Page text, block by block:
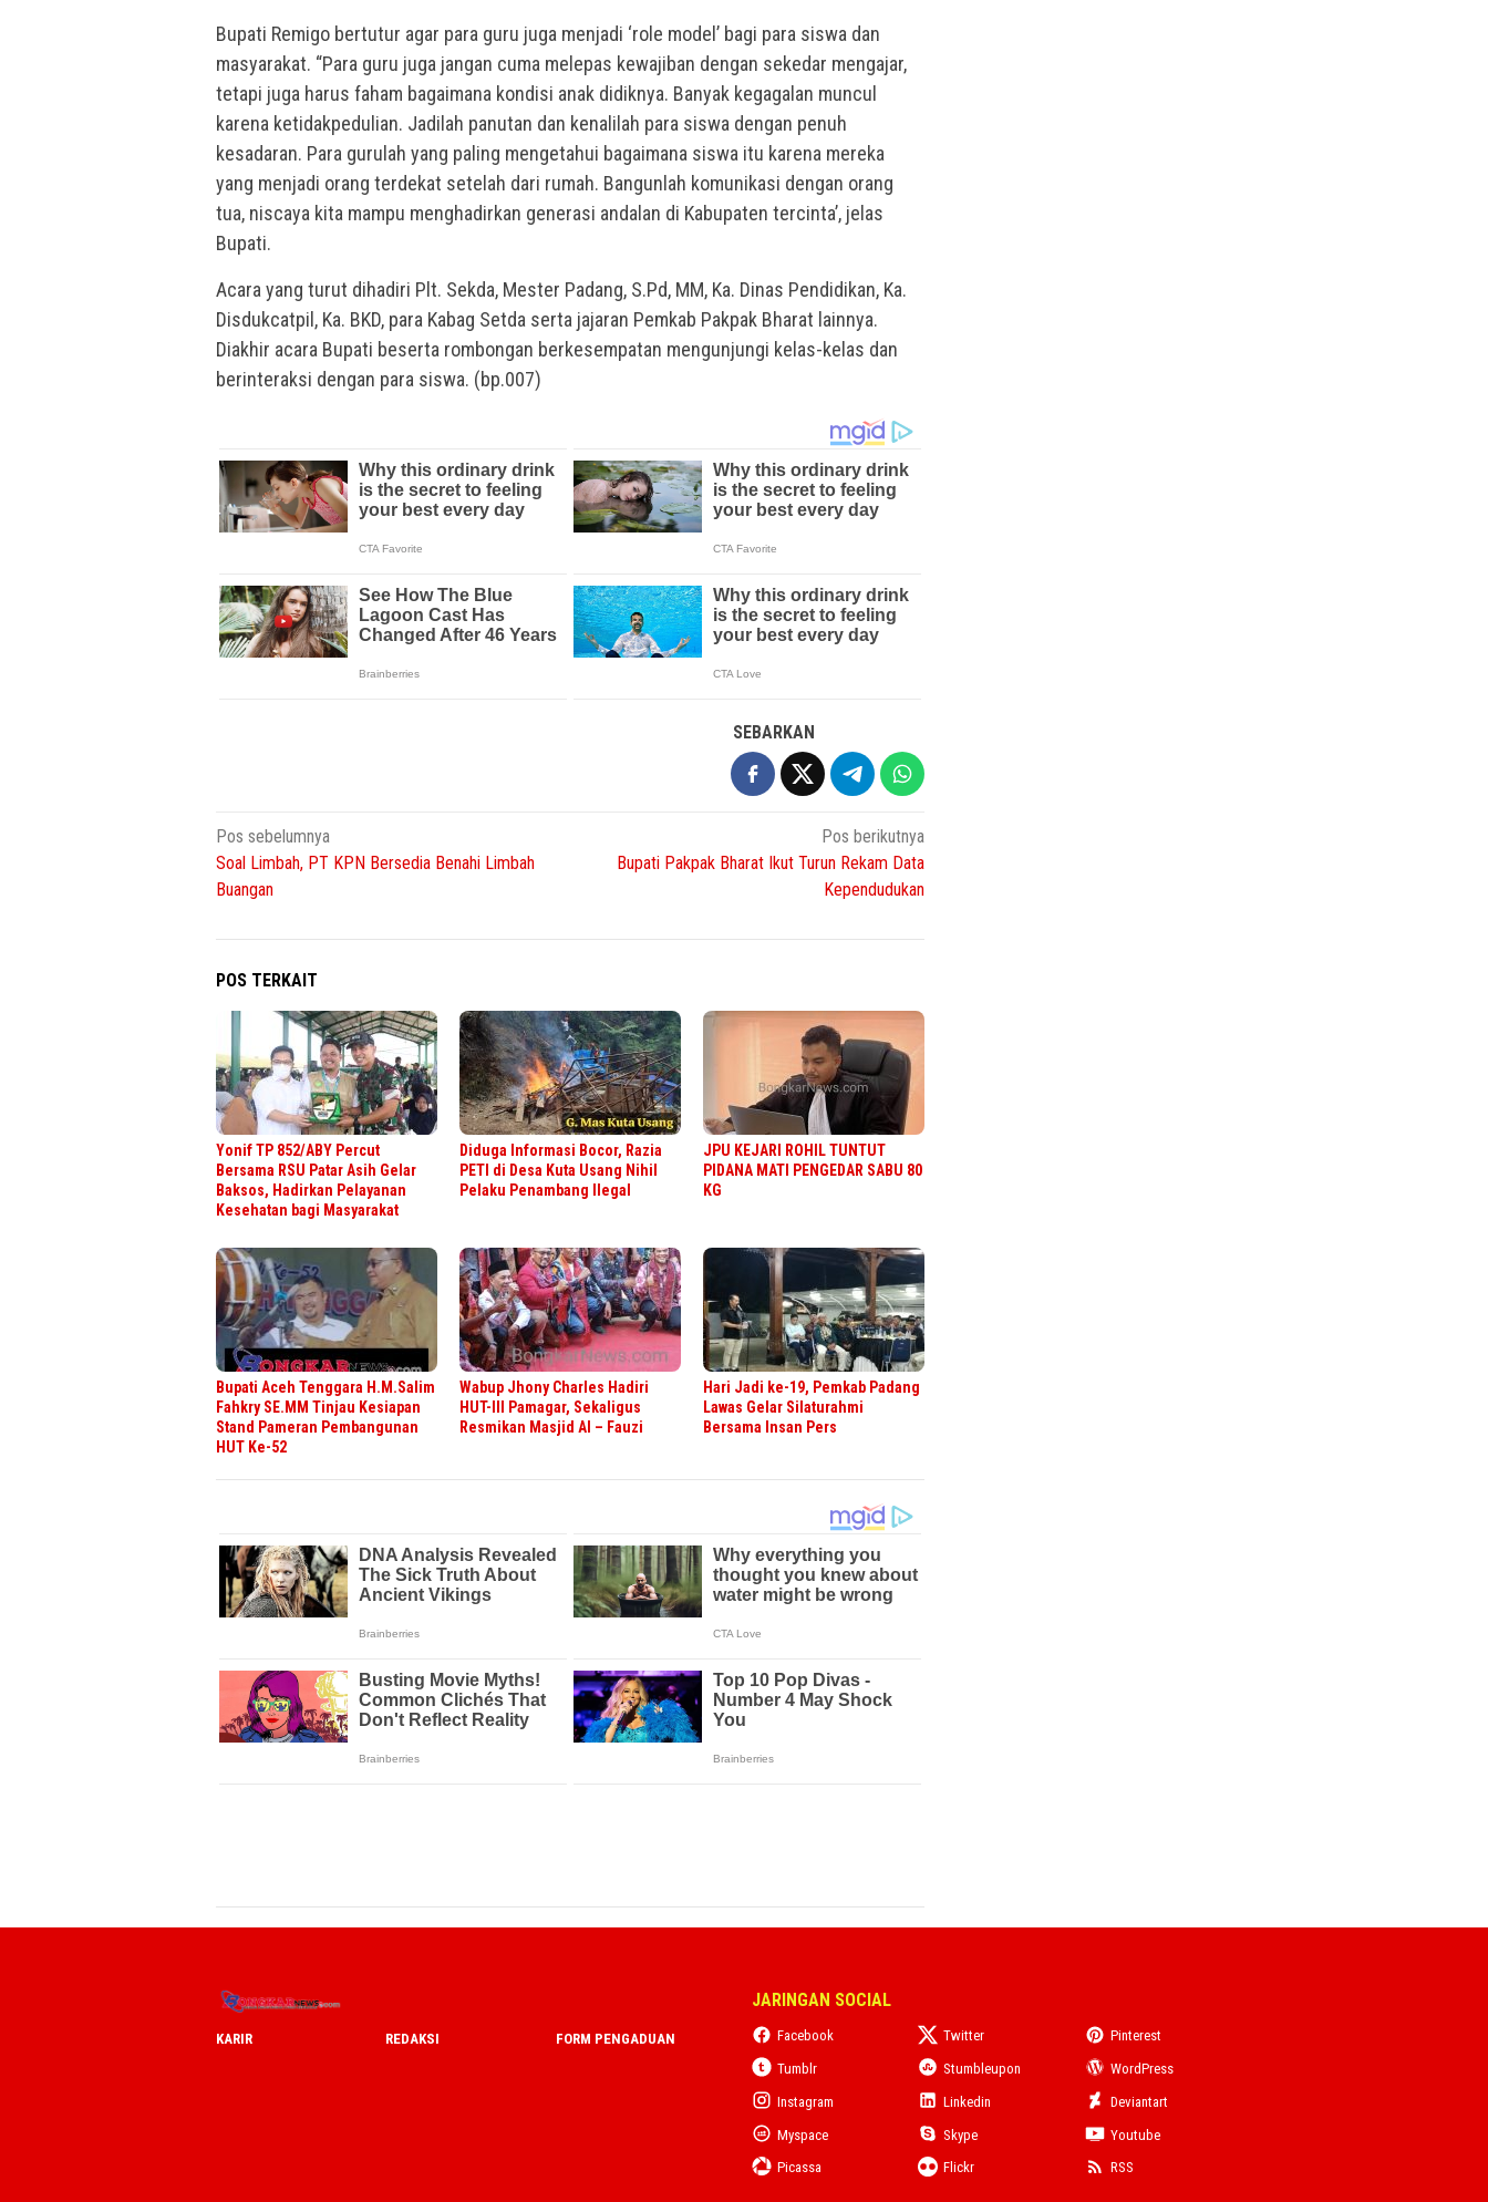
Bupati Remigo bertutur agar para guru juga menjadi ‘role model’ bagi para siswa dan
masyarakat. “Para guru juga jangan cuma melepas kewajiban dengan sekedar mengajar,
tetapi juga harus faham bagaimana kondisi anak didiknya. Banyak kegagalan muncul
karena ketidakpedulian. Jadilah panutan dan kenalilah para siswa dengan penuh
kesadaran. Para gurulah yang paling mengetahui bagaimana siswa itu karena mereka
yang menjadi orang terdekat setelah dari rumah. Bangunlah komunikasi dengan orang
tua, niscaya kita mampu menghadirkan generasi andalan di Kabupaten tercinta’, jelas
Bupati.
Acara yang turut dihadiri Plt. Sekda, Mester Padang, S.Pd, MM, Ka. Dinas Pendidikan, Ka.
Disdukcatpil, Ka. BKD, para Kabag Setda serta jajaran Pemkab Pakpak Bharat lainnya.
Diakhir acara Bupati beserta rombongan berkesempatan mengunjungi kelas-kelas dan
berinteraksi dengan para siswa. (bp.007)
SEBARKAN
Navigasi
pos
Pos sebelumnya
Soal Limbah, PT KPN Bersedia Benahi Limbah
Buangan
Pos berikutnya
Bupati Pakpak Bharat Ikut Turun Rekam Data
Kependudukan
POS TERKAIT
Yonif TP 852/ABY Percut
Bersama RSU Patar Asih Gelar
Baksos, Hadirkan Pelayanan
Kesehatan bagi Masyarakat
Diduga Informasi Bocor, Razia
PETI di Desa Kuta Usang Nihil
Pelaku Penambang Ilegal
JPU KEJARI ROHIL TUNTUT
PIDANA MATI PENGEDAR SABU 80
KG
Bupati Aceh Tenggara H.M.Salim
Fahkry SE.MM Tinjau Kesiapan
Stand Pameran Pembangunan
HUT Ke-52
Wabup Jhony Charles Hadiri
HUT-III Pamagar, Sekaligus
Resmikan Masjid Al – Fauzi
Hari Jadi ke-19, Pemkab Padang
Lawas Gelar Silaturahmi
Bersama Insan Pers
KARIR REDAKSI FORM PENGADUAN
JARINGAN SOCIAL
Facebook Twitter
Pinterest
Tumblr
Stumbleupon
WordPress
Instagram
Linkedin
Deviantart
Myspace
Skype
Youtube
Picassa
Flickr RSS